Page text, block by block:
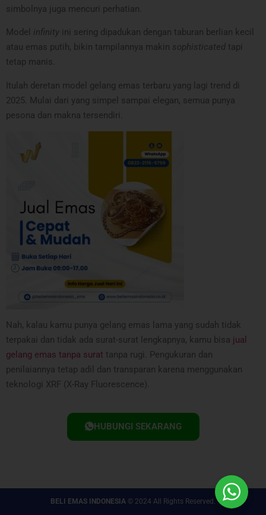
simbolnya juga mencuri perhatian.
Model infinity ini sering dipadukan dengan taburan berlian kecil
atau emas putih, bikin tampilannya makin sophisticated tapi
tetap manis.
Itulah deretan model gelang emas terbaru yang lagi trend di
2025. Mulai dari yang simpel sampai elegan, semua punya
pesona dan makna tersendiri.
Nah, kalau kamu punya gelang emas lama yang sudah tidak
terpakai dan tidak ada surat-surat lengkapnya, kamu bisa jual
gelang emas tanpa surat tanpa rugi. Pengukuran dan
penilaiannya tetap adil dan transparan karena menggunakan
teknologi XRF (X-Ray Fluorescence).
HUBUNGI SEKARANG
BELI EMAS INDONESIA © 2024 All Rights Reserved.